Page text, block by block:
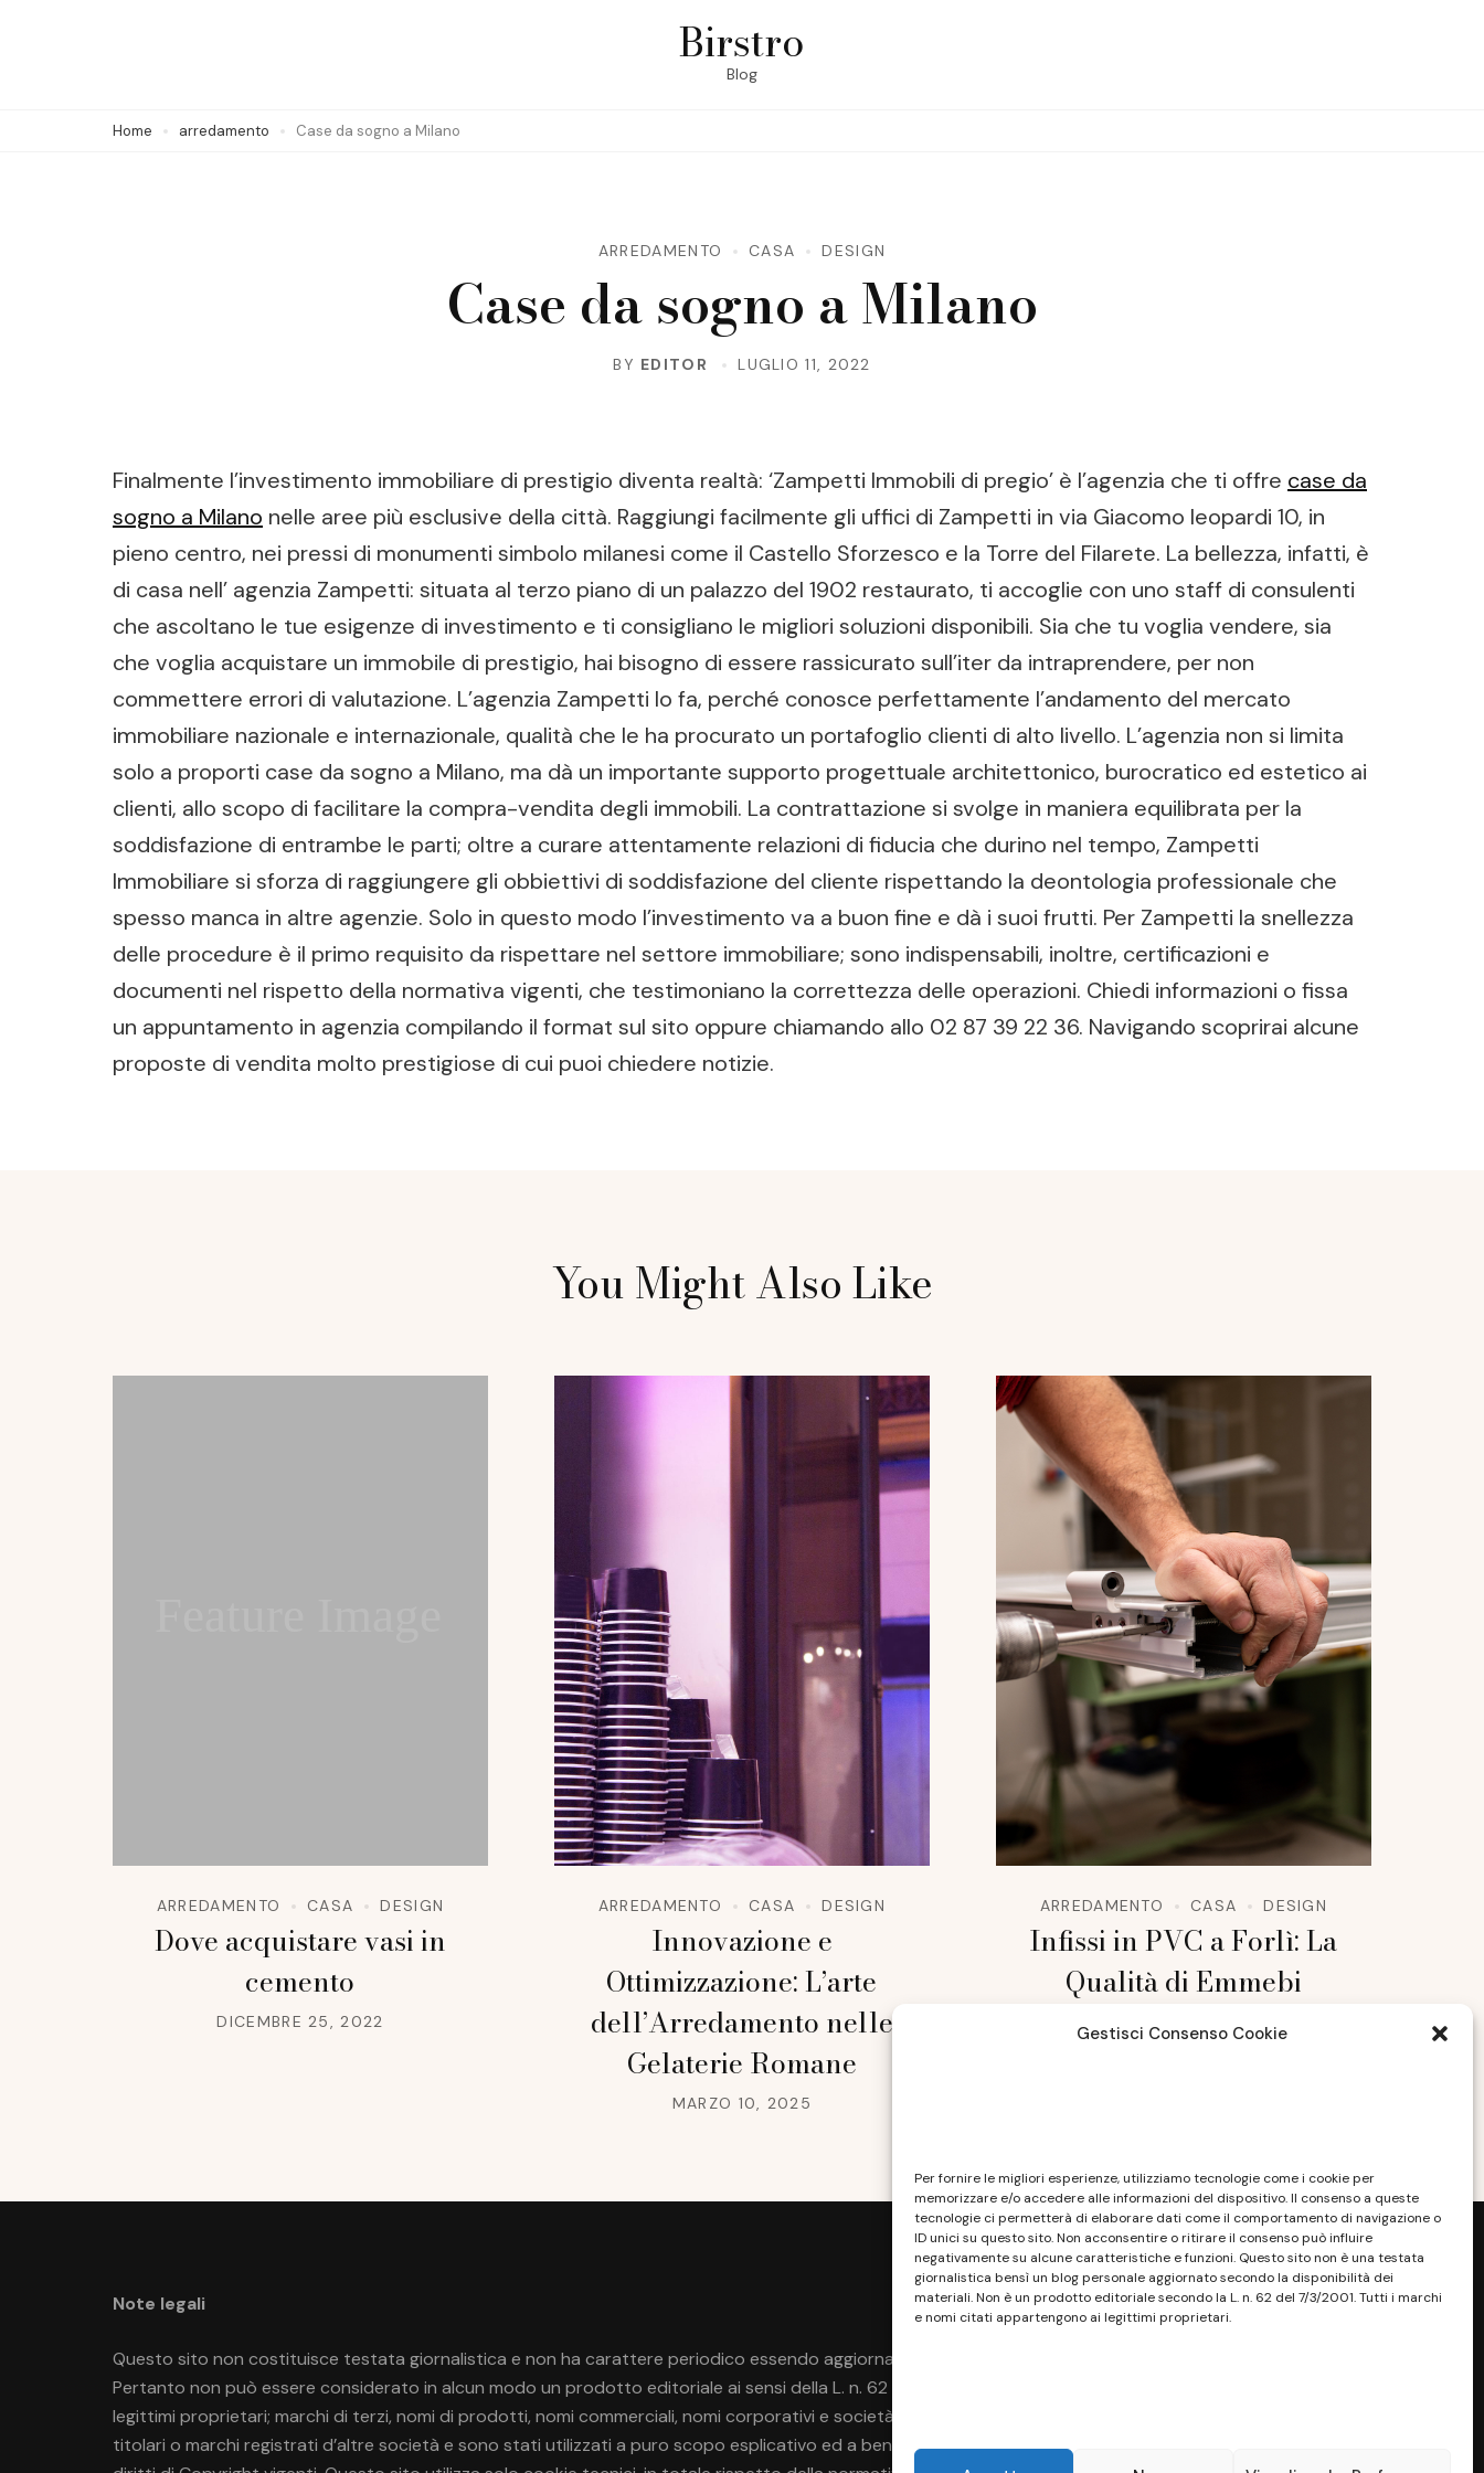
Gestisci Consenso Cookie
Per fornire le migliori esperienze, utilizziamo tecnologie come i cookie per
memorizzare e/o accedere alle informazioni del dispositivo. Il consenso a queste
tecnologie ci permetterà di elaborare dati come il comportamento di navigazione o
ID unici su questo sito. Non acconsentire o ritirare il consenso può influire
negativamente su alcune caratteristiche e funzioni. Questo sito non è una testata
giornalistica bensì un blog personale aggiornato secondo la disponibilità dei
materiali. Non è un prodotto editoriale secondo la L. n. 62 del 7/3/2001. Tutti i marchi
e nomi citati appartengono ai legittimi proprietari.
Birstro
Blog
Home arredamento Case da sogno a Milano
ARREDAMENTO CASA DESIGN
Case da sogno a Milano
BY EDITOR LUGLIO 11, 2022
Finalmente l’investimento immobiliare di prestigio diventa realtà: ‘Zampetti Immobili di pregio’ è l’agenzia che ti offre case da
sogno a Milano nelle aree più esclusive della città. Raggiungi facilmente gli uffici di Zampetti in via Giacomo leopardi 10, in
pieno centro, nei pressi di monumenti simbolo milanesi come il Castello Sforzesco e la Torre del Filarete. La bellezza, infatti, è
di casa nell’ agenzia Zampetti: situata al terzo piano di un palazzo del 1902 restaurato, ti accoglie con uno staff di consulenti
che ascoltano le tue esigenze di investimento e ti consigliano le migliori soluzioni disponibili. Sia che tu voglia vendere, sia
che voglia acquistare un immobile di prestigio, hai bisogno di essere rassicurato sull’iter da intraprendere, per non
commettere errori di valutazione. L’agenzia Zampetti lo fa, perché conosce perfettamente l’andamento del mercato
immobiliare nazionale e internazionale, qualità che le ha procurato un portafoglio clienti di alto livello. L’agenzia non si limita
solo a proporti case da sogno a Milano, ma dà un importante supporto progettuale architettonico, burocratico ed estetico ai
clienti, allo scopo di facilitare la compra-vendita degli immobili. La contrattazione si svolge in maniera equilibrata per la
soddisfazione di entrambe le parti; oltre a curare attentamente relazioni di fiducia che durino nel tempo, Zampetti
Immobiliare si sforza di raggiungere gli obbiettivi di soddisfazione del cliente rispettando la deontologia professionale che
spesso manca in altre agenzie. Solo in questo modo l’investimento va a buon fine e dà i suoi frutti. Per Zampetti la snellezza
delle procedure è il primo requisito da rispettare nel settore immobiliare; sono indispensabili, inoltre, certificazioni e
documenti nel rispetto della normativa vigenti, che testimoniano la correttezza delle operazioni. Chiedi informazioni o fissa
un appuntamento in agenzia compilando il format sul sito oppure chiamando allo 02 87 39 22 36. Navigando scoprirai alcune
proposte di vendita molto prestigiose di cui puoi chiedere notizie.
You Might Also Like
ARREDAMENTO CASA DESIGN
Dove acquistare vasi in
cemento
DICEMBRE 25, 2022
ARREDAMENTO CASA DESIGN
Innovazione e
Ottimizzazione: L’arte
dell’Arredamento nelle
Gelaterie Romane
MARZO 10, 2025
ARREDAMENTO CASA DESIGN
Infissi in PVC a Forlì: La
Qualità di Emmebi
Serramenti
Note legali
Questo sito non costituisce testata giornalistica e non ha carattere periodico essendo aggiornato secondo la disponibilità e la reperibilità dei materiali.
Pertanto non può essere considerato in alcun modo un prodotto editoriale ai sensi della L. n. 62 del 7/3/2001. Tutti i marchi riportati appartengono ai
legittimi proprietari; marchi di terzi, nomi di prodotti, nomi commerciali, nomi corporativi e società citati possono essere marchi di proprietà dei rispettivi
titolari o marchi registrati d’altre società e sono stati utilizzati a puro scopo esplicativo ed a beneficio del possessore, senza alcun fine di violazione dei